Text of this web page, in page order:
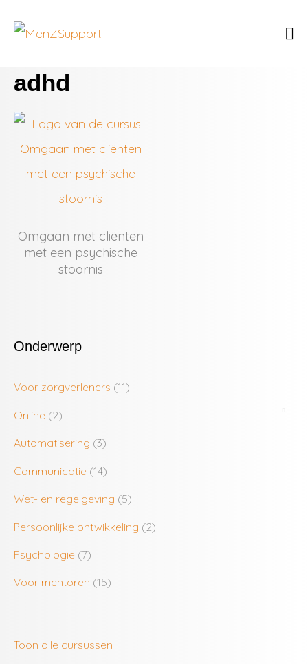
adhd
Omgaan met cliënten
met een psychische
stoornis
Onderwerp
Voor zorgverleners (11)
Online (2)
Automatisering (3)
Communicatie (14)
Wet- en regelgeving (5)
Persoonlijke ontwikkeling (2)
Psychologie (7)
Voor mentoren (15)
Toon alle cursussen